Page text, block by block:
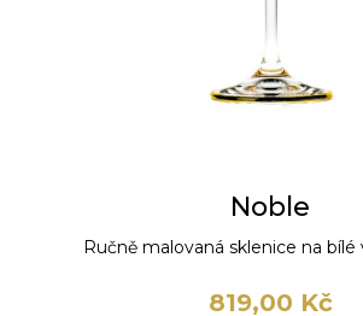
Noble
Ručně malovaná sklenice na bílé
819,00 Kč